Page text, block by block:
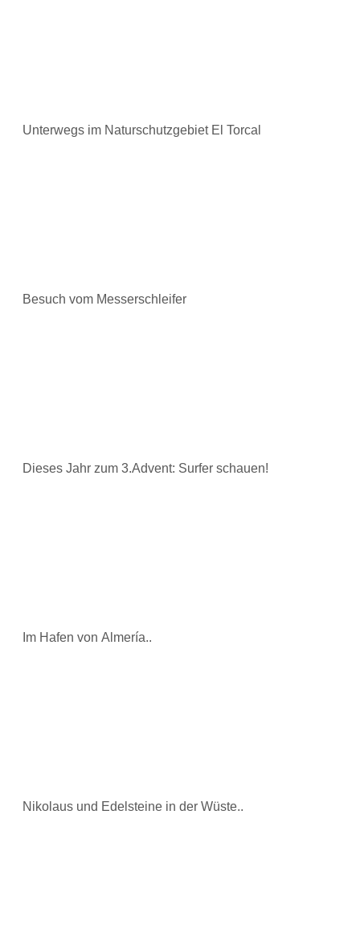
Unterwegs im Naturschutzgebiet El Torcal
Besuch vom Messerschleifer
Dieses Jahr zum 3.Advent: Surfer schauen!
Im Hafen von Almería..
Nikolaus und Edelsteine in der Wüste..